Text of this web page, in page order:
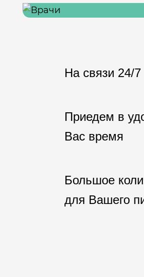
На связи 24/7
Приедем в
Вас время
Большое
для Вашего